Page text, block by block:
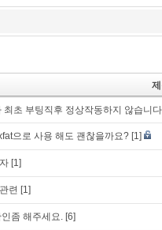
최초 부팅직후 정상작동하지 않습니
으로 사용 해도 괜찮을까요? [1]
[1]
련 [1]
좀 해주세요. [6]